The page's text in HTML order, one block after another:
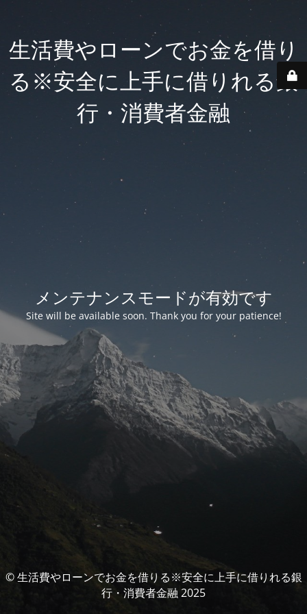
生活費やローンでお金を借り
る※安全に上手に借りれる銀
行・消費者金融
メンテナンスモードが有効です
Site will be available soon. Thank you for your patience!
© 生活費やローンでお金を借りる※安全に上手に借りれる銀
行・消費者金融 2025